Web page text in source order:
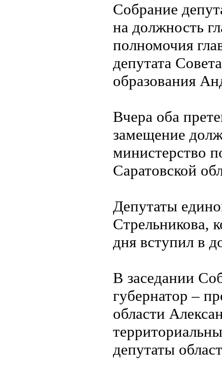
Собрание
на должность
полномочия
депутата
образования
Вчера оба
замещение
министерство
Саратовской
Депутаты
Стрельникова,
дня вступил в
В заседании
губернатор –
области
депутаты